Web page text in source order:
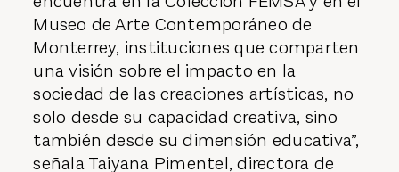
Museo de Arte Contemporáneo de
Monterrey, instituciones que comparten
una visión sobre el impacto en la
sociedad de las creaciones artísticas, no
solo desde su capacidad creativa, sino
también desde su dimensión educativa”,
señala Taiyana Pimentel, directora de